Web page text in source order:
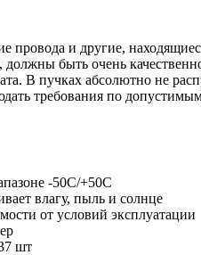
провода и другие,
быть очень
В пучках абсолютно не
требования по
-50С/+50С
влагу, пыль и солнце
от условий эксплуатации
шт